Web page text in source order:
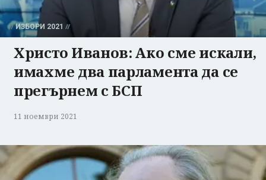
ИЗБОРИ 2021
Христо Иванов: Ако сме искали,
имахме два парламента да се
прегърнем с БСП
11 ноември 2021